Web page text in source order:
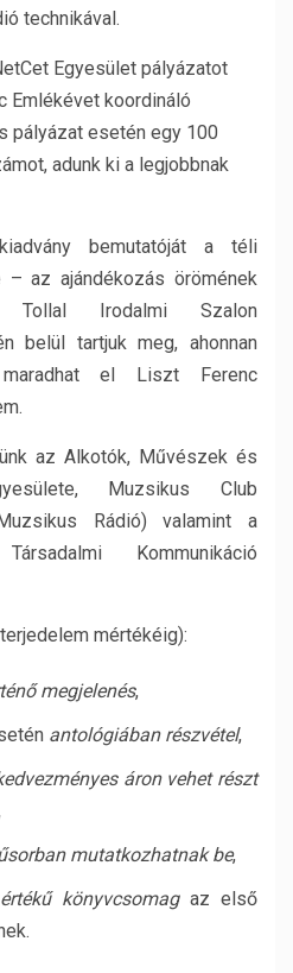
technikával.
Egyesület pályázatot
Emlékévet koordináló
pályázat esetén egy 100
adunk ki a legjobbnak
bemutatóját a téli
– az ajándékozás örömének
Tollal Irodalmi Szalon
belül tartjuk meg, ahonnan
el Liszt Ferenc
az Alkotók, Művészek és
Muzsikus Club
Rádió) valamint a
Kommunikáció
mértékéig):
megjelenés,
antológiában részvétel,
áron vehet részt
mutatkozhatnak be,
könyvcsomagaz első